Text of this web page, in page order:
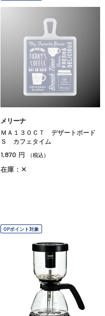
メリーナ
ＭＡ１３０ＣＴ デザートボード
Ｓ カフェタイム
1,870 円 （税込）
在庫：✕
OPポイント対象